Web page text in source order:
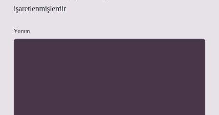
işaretlenmişlerdir
Yorum